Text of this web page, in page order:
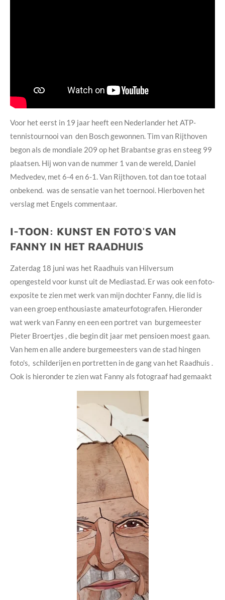
Voor het eerst in 19 jaar heeft een Nederlander het ATP-
tennistournooi van den Bosch gewonnen. Tim van Rijthoven
begon als de mondiale 209 op het Brabantse gras en steeg 99
plaatsen. Hij won van de nummer 1 van de wereld, Daniel
Medvedev, met 6-4 en 6-1. Van Rijthoven. tot dan toe totaal
onbekend. was de sensatie van het toernooi. Hierboven het
verslag met Engels commentaar.
I-TOON: KUNST EN FOTO'S VAN
FANNY IN HET RAADHUIS
Zaterdag 18 juni was het Raadhuis van Hilversum
opengesteld voor kunst uit de Mediastad. Er was ook een foto-
exposite te zien met werk van mijn dochter Fanny, die lid is
van een groep enthousiaste amateurfotografen. Hieronder
wat werk van Fanny en een een portret van burgemeester
Pieter Broertjes , die begin dit jaar met pensioen moest gaan.
Van hem en alle andere burgemeesters van de stad hingen
foto's, schilderijen en portretten in de gang van het Raadhuis .
Ook is hieronder te zien wat Fanny als fotograaf had gemaakt